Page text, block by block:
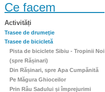
Ce facem
Activități
Trasee de drumeţie
Trasee de bicicletă
Pista de biciclete Sibiu - Tropinii Noi
(spre Rășinari)
Din Rășinari, spre Apa Cumpănită
Pe Măgura Ghioceilor
Prin Râu Sadului și împrejurimi